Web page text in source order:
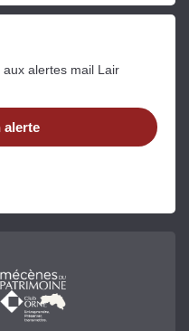
alertes mail Lair
alerte